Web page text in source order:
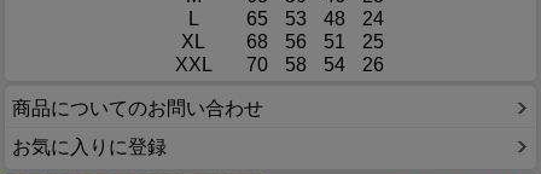
L
65 53 48
24
XL
68 56 51
25
XXL
70 58 54 26
商品についてのお問い合わせ
お気に入りに登録